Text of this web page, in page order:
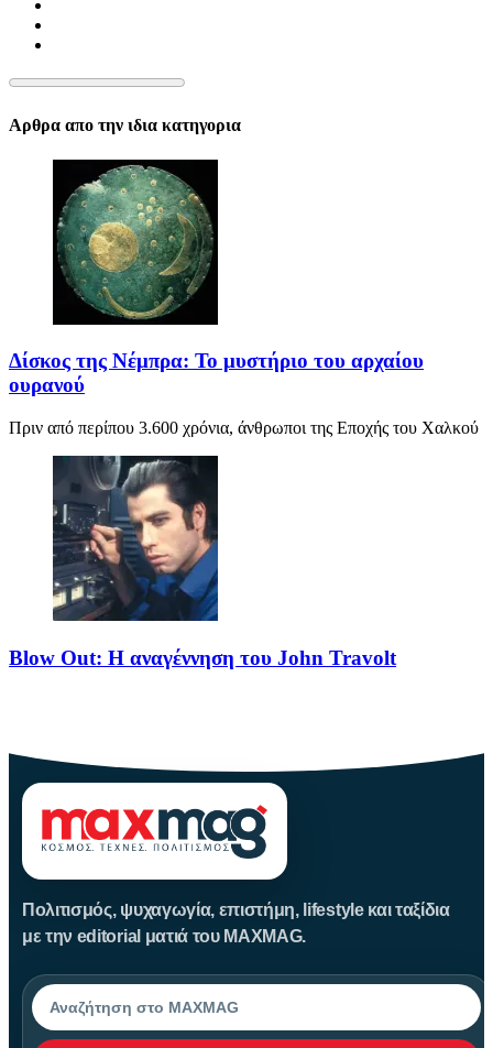
Αρθρα απο την ιδια κατηγορια
Δίσκος της Νέμπρα: Το μυστήριο του αρχαίου
ουρανού
Πριν από περίπου 3.600 χρόνια, άνθρωποι της Εποχής του Χαλκού
Blow Out: Η αναγέννηση του John Travolt
Πολιτισμός, ψυχαγωγία, επιστήμη, lifestyle και ταξίδια
με την editorial ματιά του MAXMAG.
Αναζήτηση